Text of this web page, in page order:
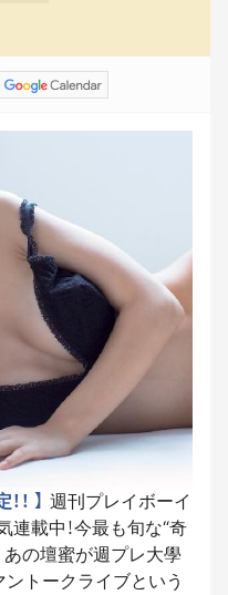
！ 】 週刊プレイボーイ
連載中！今最も旬な“奇
の壇蜜が週プレ大學
ントークライブという